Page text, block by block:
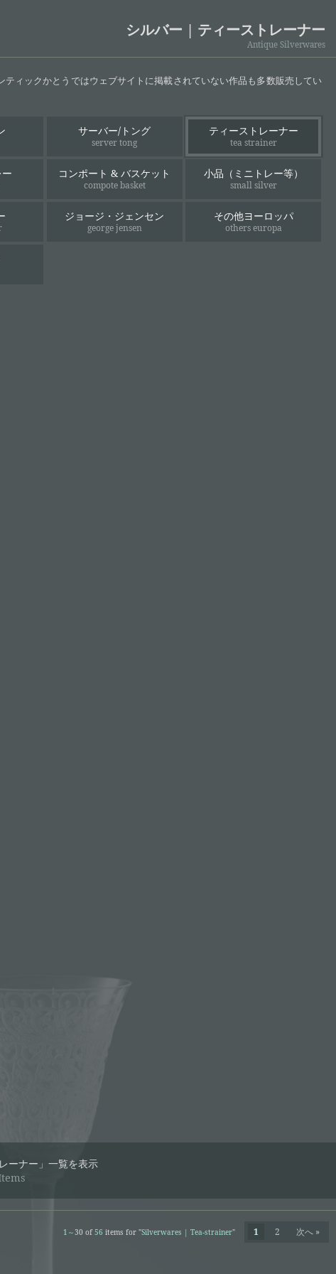
シルバー | ティーストレーナー
Antique Silverwares
ィックかとうではウェブサイトに掲載されていない作品も多数販売してい
サーバー/トング
server tong
ティーストレーナー
tea strainer
コンポート & バスケット
compote basket
小品（ミニトレー等）
small silver
ジョージ・ジェンセン
george jensen
その他ヨーロッパ
others europa
ーナー」一覧を表示
1～30 of56 items for "Silverwares | Tea-strainer" 1 2 次へ »